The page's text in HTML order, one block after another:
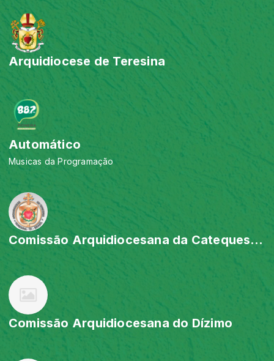
Arquidiocese de Teresina
Automático
Musicas da Programação
Comissão Arquidiocesana da Catequese de Teresina
Comissão Arquidiocesana do Dízimo